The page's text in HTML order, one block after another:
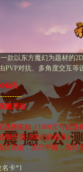
一款以东方魔幻为题材的
PVP对抗、多角度交互等
钻石
值活动
选择奖励（1000元可以选
够价值1000元的道具）
日充值，次日申请，当
名卡*1